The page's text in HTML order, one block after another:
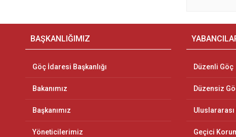
BAŞKANLIĞIMIZ
Göç İdaresi Başkanlığı
Bakanımız
Başkanımız
Yöneticilerimiz
Düzenli Göç
Düzensiz
Geçici